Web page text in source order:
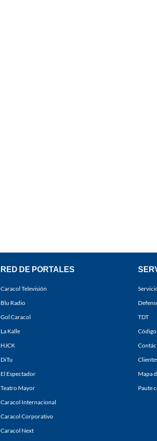
RED DE PORTALES
Caracol Televisión
Blu Radio
Gol Caracol
La Kalle
HJCK
DiTu
El Espectador
Teatro Mayor
Caracol Internacional
Caracol Corporativo
Caracol Next
TDT
Mapa
Paute